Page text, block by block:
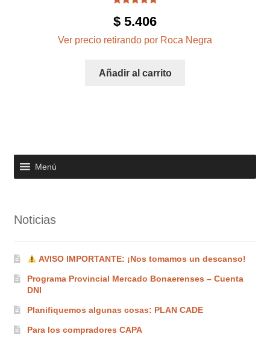
5.00de 5
$ 5.406
Ver precio retirando por Roca Negra
Añadir al carrito
Menú
Noticias
AVISO IMPORTANTE: ¡Nos tomamos un descanso!
Programa Provincial Mercado Bonaerenses – Cuenta
DNI
Planifiquemos algunas cosas: PLAN CADE
Para los compradores CAPA